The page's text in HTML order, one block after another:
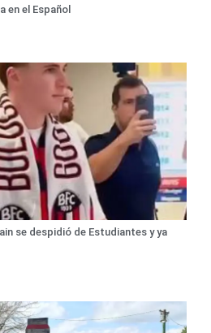
en el Español
se despidió de Estudiantes y ya